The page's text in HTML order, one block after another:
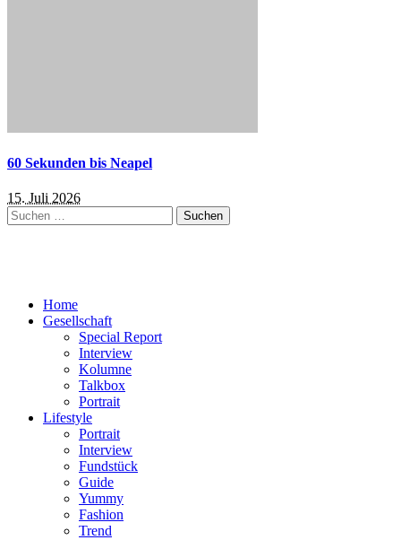
60 Sekunden bis Neapel
15. Juli 2026
Suchen
nach:
Home
Gesellschaft
Special Report
Interview
Kolumne
Talkbox
Portrait
Lifestyle
Portrait
Interview
Fundstück
Guide
Yummy
Fashion
Trend